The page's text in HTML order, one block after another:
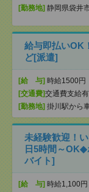
[勤務地] 静岡県袋井
給与即払いOK
ど[派遣]
[給 与] 時給1500円
[交通費]交通費支給有
[勤務地] 掛川駅から
未経験歓迎！
日5時間～
バイト]
[給 与] 時給1,100円